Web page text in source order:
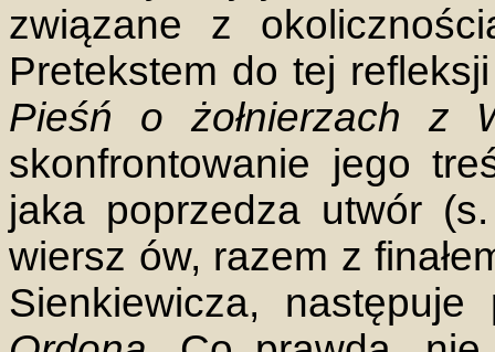
związane z
Pretekstem do tej
Pieśń o żołnierzach z
skonfrontowanie jego
jaka poprzedza utwór
wiersz ów, razem z
Sienkiewicza,